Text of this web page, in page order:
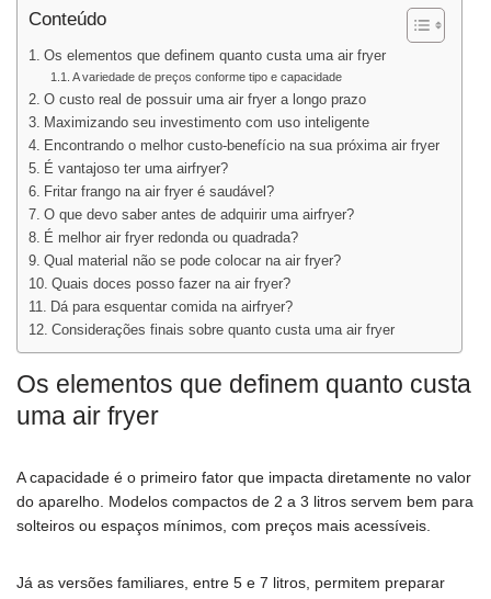
Conteúdo
Os elementos que definem quanto custa uma air fryer
A variedade de preços conforme tipo e capacidade
O custo real de possuir uma air fryer a longo prazo
Maximizando seu investimento com uso inteligente
Encontrando o melhor custo-benefício na sua próxima air fryer
É vantajoso ter uma airfryer?
Fritar frango na air fryer é saudável?
O que devo saber antes de adquirir uma airfryer?
É melhor air fryer redonda ou quadrada?
Qual material não se pode colocar na air fryer?
Quais doces posso fazer na air fryer?
Dá para esquentar comida na airfryer?
Considerações finais sobre quanto custa uma air fryer
Os elementos que definem quanto custa
uma air fryer
A capacidade é o primeiro fator que impacta diretamente no valor
do aparelho. Modelos compactos de 2 a 3 litros servem bem para
solteiros ou espaços mínimos, com preços mais acessíveis.
Já as versões familiares, entre 5 e 7 litros, permitem preparar